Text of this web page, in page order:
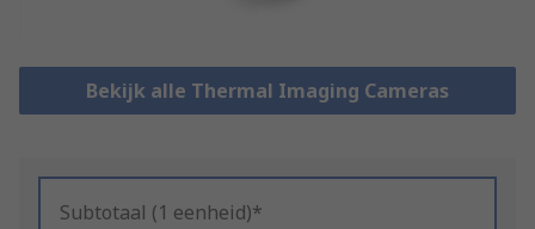
Bekijk alle Thermal Imaging Cameras
Subtotaal (1 eenheid)*